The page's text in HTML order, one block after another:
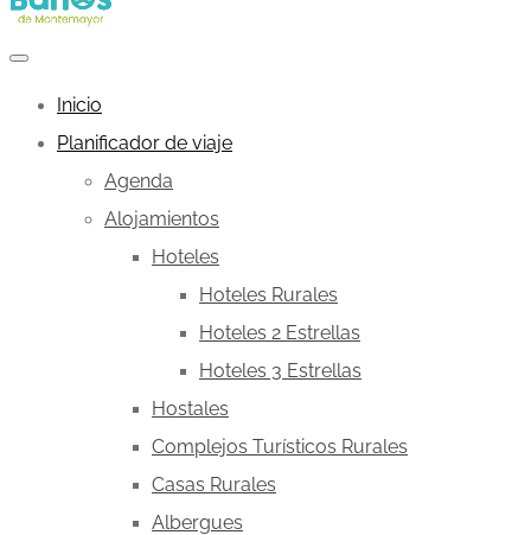
Inicio
Planificador de viaje
Agenda
Alojamientos
Hoteles
Hoteles Rurales
Hoteles 2 Estrellas
Hoteles 3 Estrellas
Hostales
Complejos Turísticos Rurales
Casas Rurales
Albergues